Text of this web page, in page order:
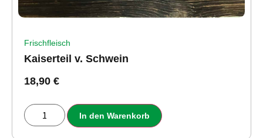
Frischfleisch
Kaiserteil v. Schwein
18,90 €
In den Warenkorb